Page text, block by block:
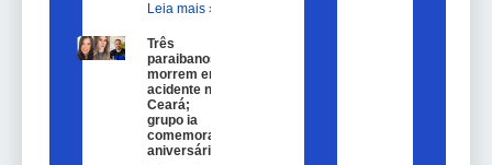
Leia mais »
Três
paraibanos
morrem em
acidente no
Ceará;
grupo ia
comemorar
aniversário